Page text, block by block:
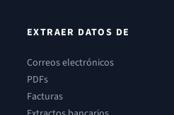
EXTRAER DATOS DE
Correos electrónicos
PDFs
Facturas